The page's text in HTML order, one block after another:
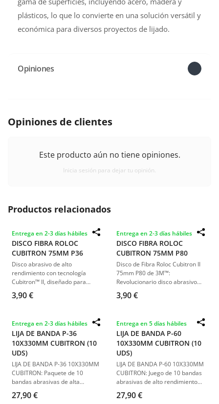
plásticos, lo que lo convierte en una solución versátil y
económica para diversos proyectos de lijado.
Opiniones
Opiniones de clientes
Este producto aún no tiene opiniones.
Inicia sesión para dejar tu opinión.
Productos relacionados
Entrega en 2-3 días hábiles
DISCO FIBRA ROLOC
CUBITRON 75MM P36
Disco abrasivo de alto
rendimiento con tecnología
Cubitron™ II, diseñado para
cortes rápidos y precisos en
soldaduras y trabajos metálicos
3,90 €
Entrega en 2-3 días hábiles
DISCO FIBRA ROLOC
CUBITRON 75MM P80
Disco de Fibra Roloc Cubitron II
75mm P80 de 3M™:
Revolucionario disco abrasivo
con tecnología de precisión para
un corte más rápido y eficiente.
recubrimientos, ofrece
durabilidad superior y menos
presión de esmerilaje
comparado con abrasivos
convencionales.
3,90 €
Entrega en 2-3 días hábiles
LIJA DE BANDA P-36
10X330MM CUBITRON (10
UDS)
LIJA DE BANDA P-36 10X330MM
CUBITRON: Paquete de 10
bandas abrasivas de alta
duración y eficiencia, ideal para
trabajos de rectificado y
27,90 €
Entrega en 5 días hábiles
LIJA DE BANDA P-60
10X330MM CUBITRON (10
UDS)
LIJA DE BANDA P-60 10X330MM
CUBITRON: Juego de 10 bandas
abrasivas de alto rendimiento
para rectificado eficiente y
rápido.
27,90 €